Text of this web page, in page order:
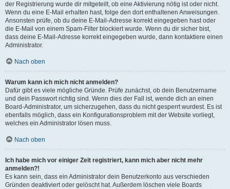
der Registrierung wurde dir mitgeteilt, ob eine Aktivierung nötig ist oder nicht.
Wenn du eine E-Mail erhalten hast, folge den dort enthaltenen Anweisungen.
Ansonsten prüfe, ob du deine E-Mail-Adresse korrekt eingegeben hast oder
die E-Mail von einem Spam-Filter blockiert wurde. Wenn du dir sicher bist,
dass deine E-Mail-Adresse korrekt eingegeben wurde, dann kontaktiere einen
Administrator.
Nach oben
Warum kann ich mich nicht anmelden?
Dafür gibt es viele mögliche Gründe. Prüfe zunächst, ob dein Benutzername
und dein Passwort richtig sind. Wenn dies der Fall ist, wende dich an einen
Board-Administrator, um sicherzugehen, dass du nicht gesperrt wurdest. Es ist
ebenfalls möglich, dass ein Konfigurationsproblem mit der Website vorliegt,
welches ein Administrator lösen muss.
Nach oben
Ich habe mich vor einiger Zeit registriert, kann mich aber nicht mehr
anmelden?!
Es kann sein, dass ein Administrator dein Benutzerkonto aus verschieden
Gründen deaktiviert oder gelöscht hat. Außerdem löschen viele Boards